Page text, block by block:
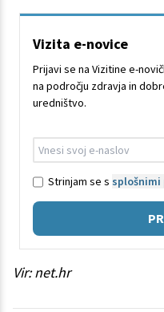
Vizita e-novice
Prijavi se na Vizitine e-
na področju zdravja in
uredništvo.
Strinjam se s splošnimi
Vir: net.hr